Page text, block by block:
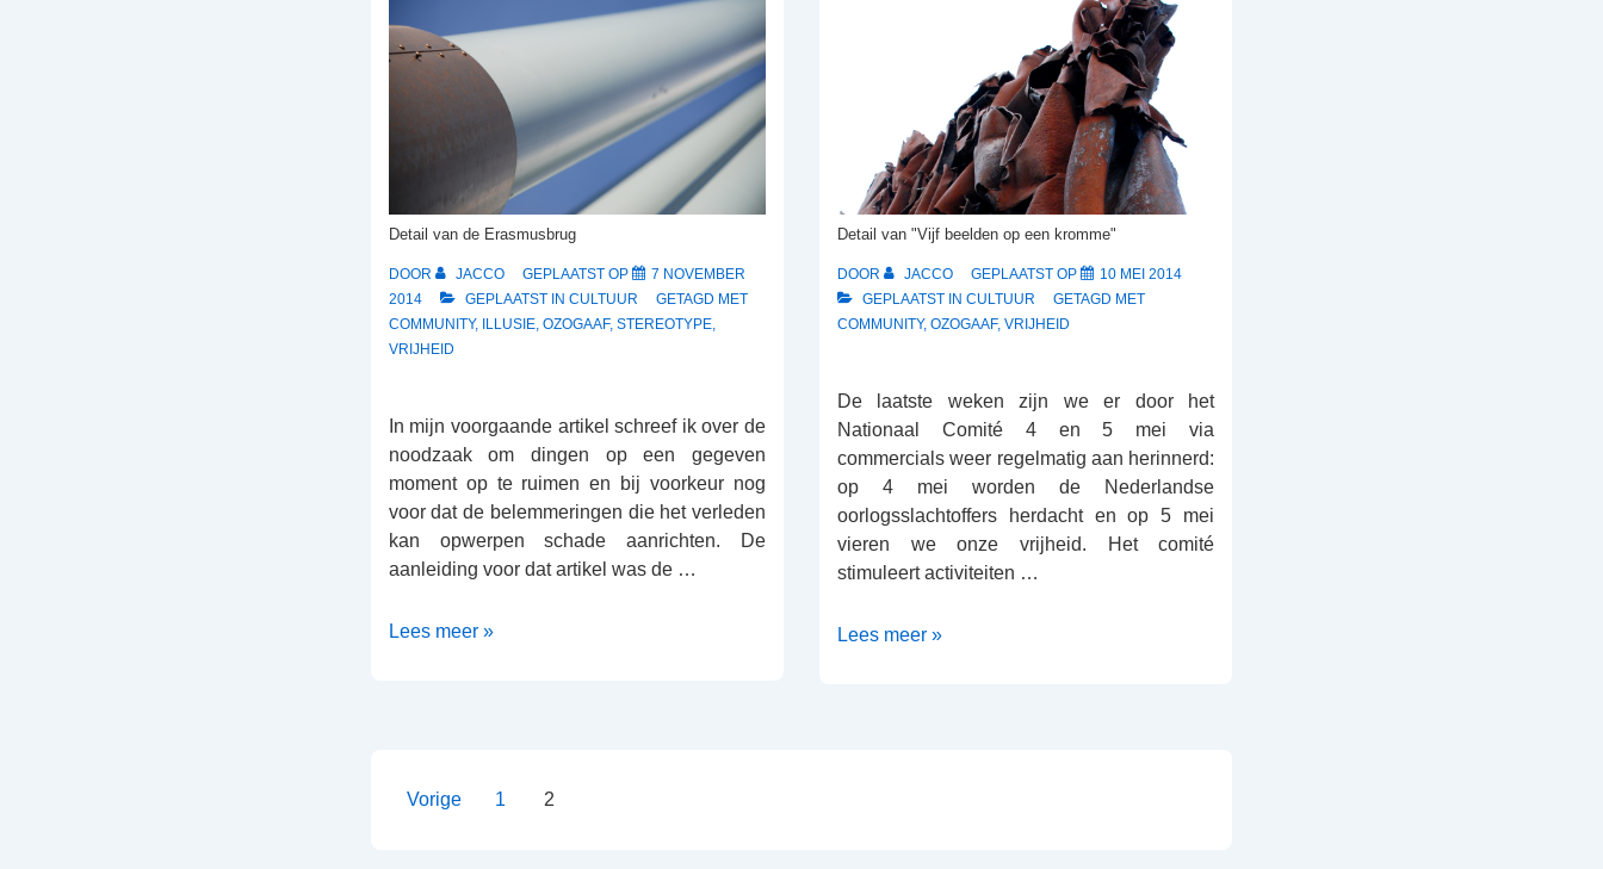
Detail van de Erasmusbrug
DOOR JACCO GEPLAATST OP
7 NOVEMBER
2014
GEPLAATST IN CULTUUR
GETAGD MET
COMMUNITY, ILLUSIE, OZOGAAF, STEREOTYPE,
VRIJHEID
In mijn voorgaande artikel schreef ik over de
noodzaak om dingen op een gegeven
moment op te ruimen en bij voorkeur nog
voor dat de belemmeringen die het verleden
kan opwerpen schade aanrichten. De
aanleiding voor dat artikel was de …
Gouden
Lees meer »
Detail van "Vijf beelden op een kromme"
DOOR JACCO GEPLAATST OP
10 MEI 2014
GEPLAATST IN CULTUUR
GETAGD MET
COMMUNITY, OZOGAAF, VRIJHEID
De laatste weken zijn we er door het
Nationaal Comité 4 en 5 mei via
commercials weer regelmatig aan herinnerd:
op 4 mei worden de Nederlandse
oorlogsslachtoffers herdacht en op 5 mei
vieren we onze vrijheid. Het comité
stimuleert activiteiten …
Hoe
Lees meer »
Berichten
Vorige 1 2